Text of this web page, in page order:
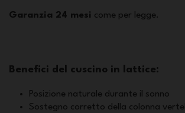
Garanzia 24 mesi come per legge.
Benefici del cuscino in lattice:
Posizione naturale durante il sonno
Sostegno corretto della colonna